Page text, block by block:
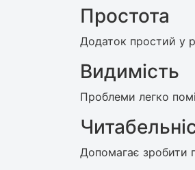
Простота
Додаток простий у
Видимість
Проблеми легко
Допомагає зробити